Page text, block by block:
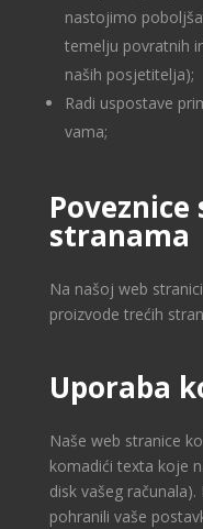
nastojimo
temelju povratnih
naših posjetitelja);
Radi uspostave
vama;
stranama
Na našoj web
proizvode trećih
Uporaba
Naše web stranice
komadići texta koje
disk vašeg
pohranili vaše